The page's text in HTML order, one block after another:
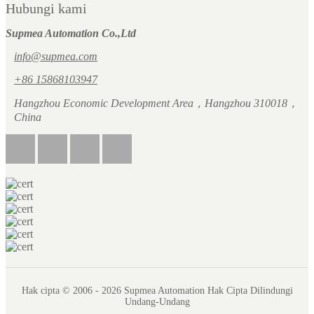
Hubungi kami
Supmea Automation Co.,Ltd
info@supmea.com
+86 15868103947
Hangzhou Economic Development Area，Hangzhou 310018，
China
Hak cipta © 2006 - 2026 Supmea Automation Hak Cipta Dilindungi
Undang-Undang